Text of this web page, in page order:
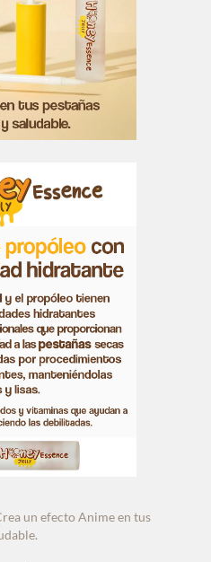
un efecto Anime en tus